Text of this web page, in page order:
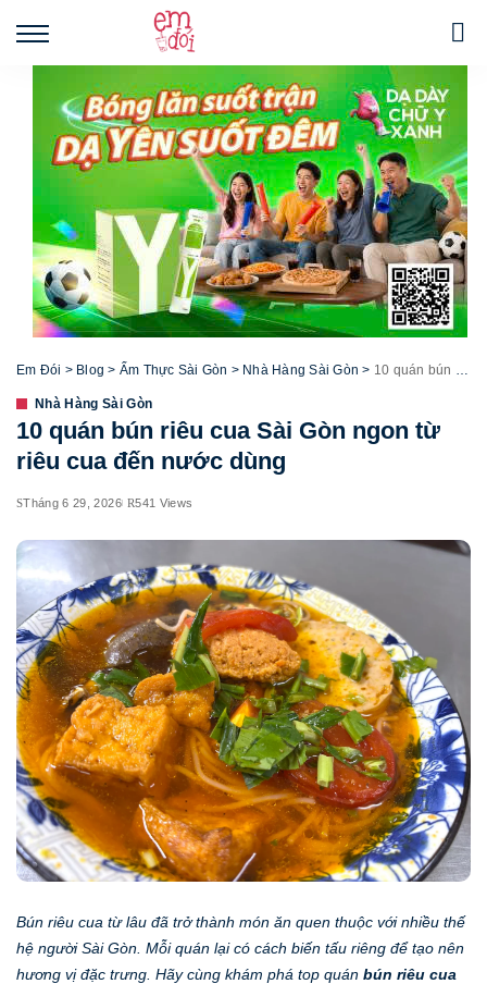
Em Đói > Blog > Ẩm Thực Sài Gòn > Nhà Hàng Sài Gòn > 10 quán bún riêu cua Sài Gòn ngon từ riêu cua đến nước dùng
Nhà Hàng Sài Gòn
10 quán bún riêu cua Sài Gòn ngon từ
riêu cua đến nước dùng
Tháng 6 29, 2026 541 Views
Bún riêu cua từ lâu đã trở thành món ăn quen thuộc với nhiều thế
hệ người Sài Gòn. Mỗi quán lại có cách biến tấu riêng để tạo nên
hương vị đặc trưng. Hãy cùng khám phá top quán bún riêu cua